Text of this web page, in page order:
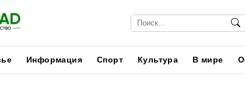
Информация Спорт Культура В мире